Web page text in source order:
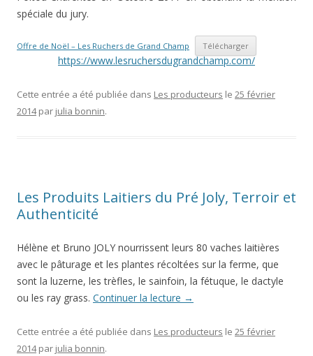
spéciale du jury.
Offre de Noël – Les Ruchers de Grand Champ Télécharger
https://www.lesruchersdugrandchamp.com/
Cette entrée a été publiée dans Les producteurs le 25 février
2014 par julia bonnin.
Les Produits Laitiers du Pré Joly, Terroir et
Authenticité
Hélène et Bruno JOLY nourrissent leurs 80 vaches laitières
avec le pâturage et les plantes récoltées sur la ferme, que
sont la luzerne, les trèfles, le sainfoin, la fétuque, le dactyle
ou les ray grass. Continuer la lecture →
Cette entrée a été publiée dans Les producteurs le 25 février
2014 par julia bonnin.